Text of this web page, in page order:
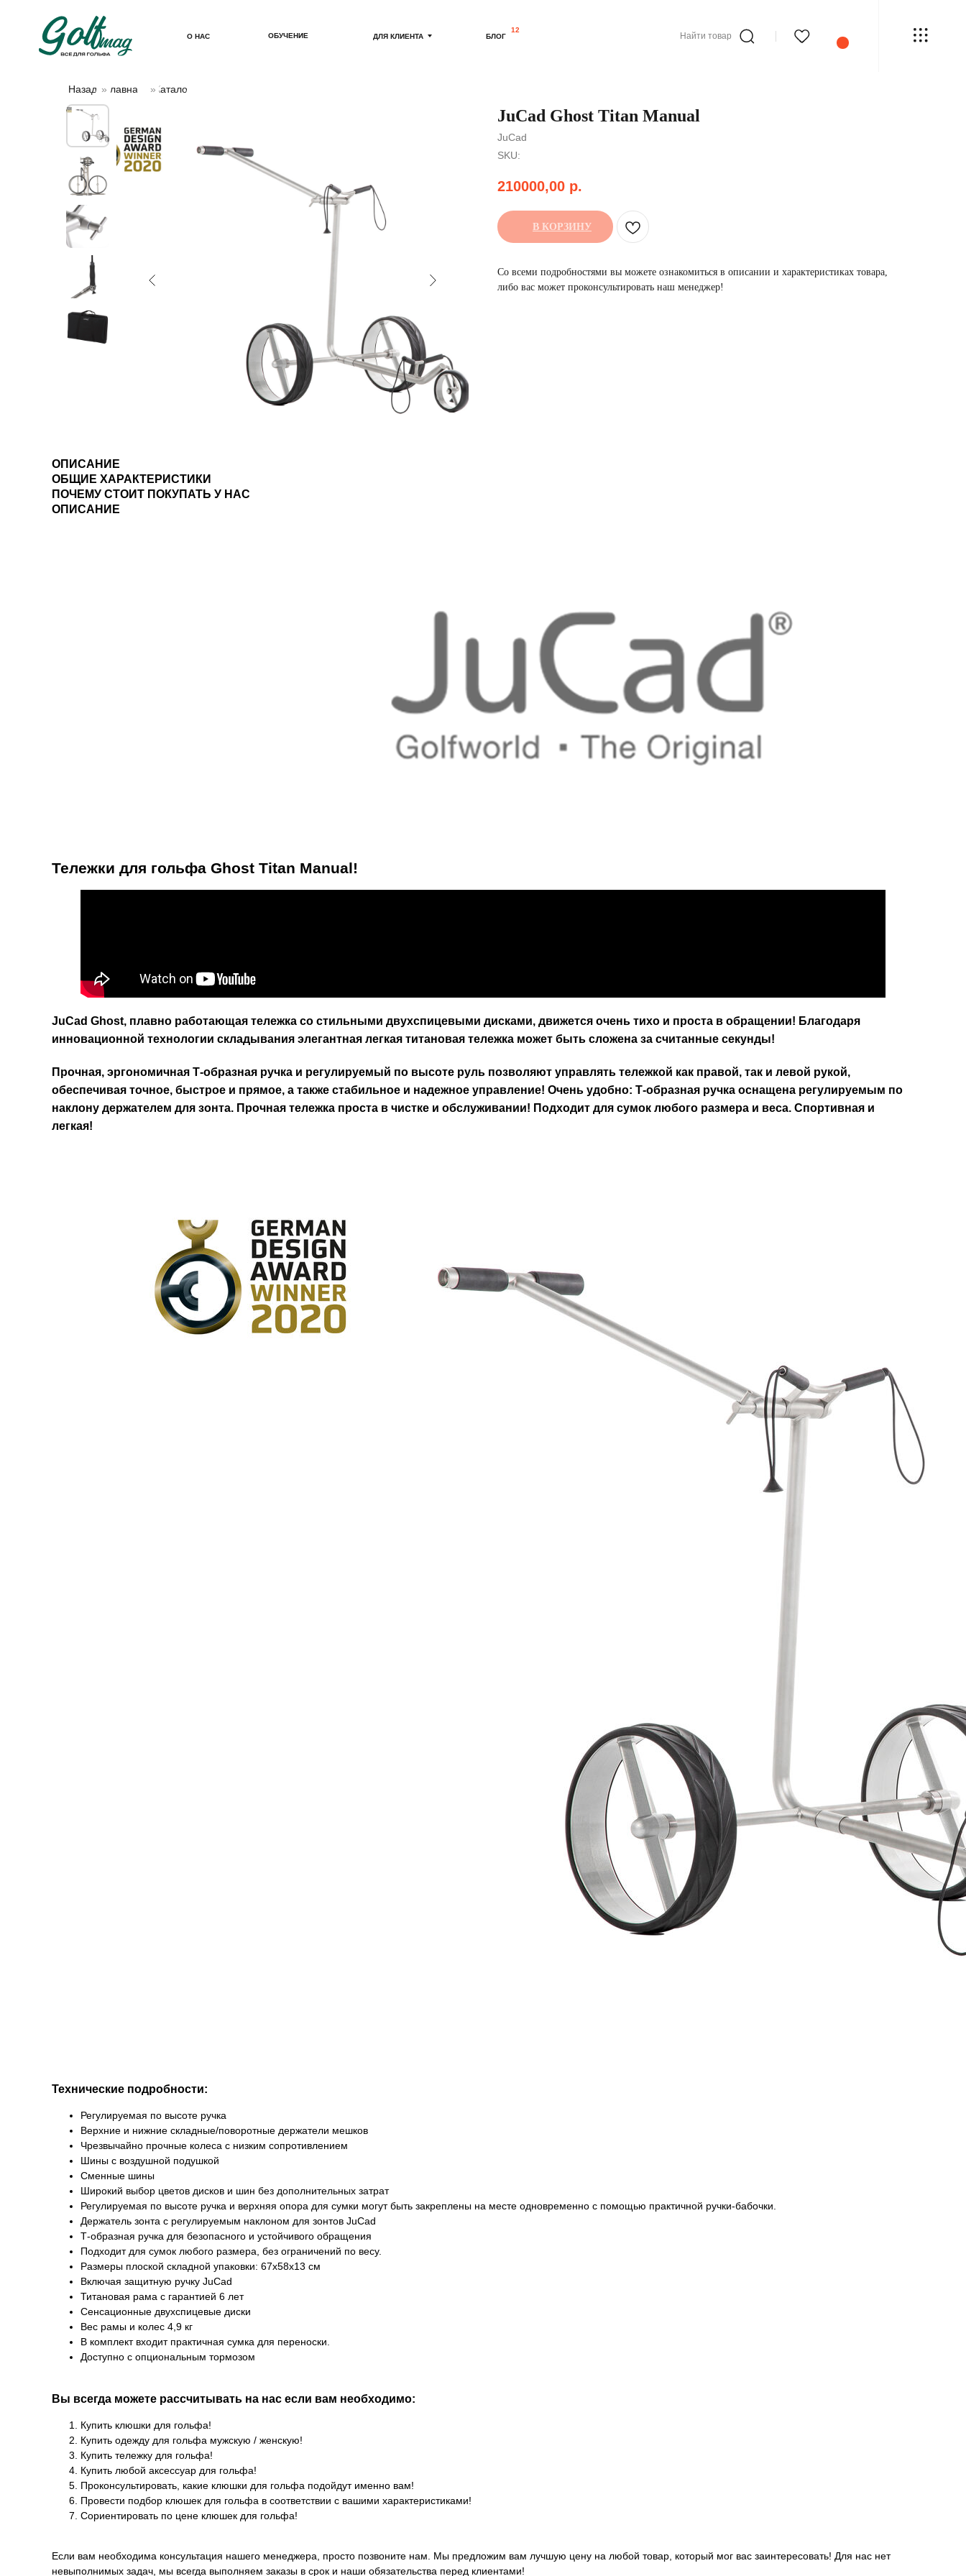
О НАС ОБУЧЕНИЕ БЛОГ
12
ДЛЯ КЛИЕНТА Найти товар
Назад »Главная »Каталог
JuCad Ghost Titan Manual
JuCad
SKU:
210000,00 р.
В КОРЗИНУ
Со всеми подробностями вы можете ознакомиться в описании и характеристиках товара,
либо вас может проконсультировать наш менеджер!
ОПИСАНИЕ
ОБЩИЕ ХАРАКТЕРИСТИКИ
ПОЧЕМУ СТОИТ ПОКУПАТЬ У НАС
ОПИСАНИЕ
Тележки для гольфа Ghost Titan Manual!
JuCad Ghost, плавно работающая тележка со стильными двухспицевыми дисками, движется очень тихо и проста в обращении! Благодаря
инновационной технологии складывания элегантная легкая титановая тележка может быть сложена за считанные секунды!
Прочная, эргономичная Т-образная ручка и регулируемый по высоте руль позволяют управлять тележкой как правой, так и левой рукой,
обеспечивая точное, быстрое и прямое, а также стабильное и надежное управление! Очень удобно: Т-образная ручка оснащена регулируемым по
наклону держателем для зонта. Прочная тележка проста в чистке и обслуживании! Подходит для сумок любого размера и веса. Спортивная и
легкая!
Технические подробности:
Регулируемая по высоте ручка
Верхние и нижние складные/поворотные держатели мешков
Чрезвычайно прочные колеса с низким сопротивлением
Шины с воздушной подушкой
Сменные шины
Широкий выбор цветов дисков и шин без дополнительных затрат
Регулируемая по высоте ручка и верхняя опора для сумки могут быть закреплены на месте одновременно с помощью практичной ручки-бабочки.
Держатель зонта с регулируемым наклоном для зонтов JuCad
Т-образная ручка для безопасного и устойчивого обращения
Подходит для сумок любого размера, без ограничений по весу.
Размеры плоской складной упаковки: 67x58x13 см
Включая защитную ручку JuCad
Титановая рама с гарантией 6 лет
Сенсационные двухспицевые диски
Вес рамы и колес 4,9 кг
В комплект входит практичная сумка для переноски.
Доступно с опциональным тормозом
Вы всегда можете рассчитывать на нас если вам необходимо:
Купить клюшки для гольфа!
Купить одежду для гольфа мужскую / женскую!
Купить тележку для гольфа!
Купить любой аксессуар для гольфа!
Проконсультировать, какие клюшки для гольфа подойдут именно вам!
Провести подбор клюшек для гольфа в соответствии с вашими характеристиками!
Сориентировать по цене клюшек для гольфа!
Если вам необходима консультация нашего менеджера, просто позвоните нам. Мы предложим вам лучшую цену на любой товар, который мог вас заинтересовать! Для нас нет
невыполнимых задач, мы всегда выполняем заказы в срок и наши обязательства перед клиентами!